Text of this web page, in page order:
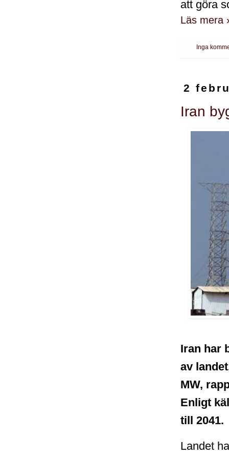
att göra
Läs mera
Inga
2
Iran
Iran har
av
MW,
Enligt
till 2041.
Landet